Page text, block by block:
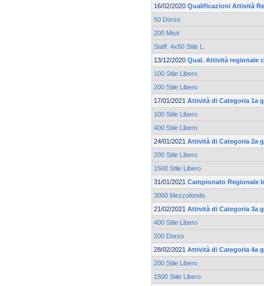
16/02/2020 Qualificazioni Attività
50 Dorso
200 Misti
Staff. 4x50 Stile L.
13/12/2020 Qual. Attività regionale
100 Stile Libero
200 Stile Libero
17/01/2021 Attività di Categoria 1a
100 Stile Libero
400 Stile Libero
24/01/2021 Attività di Categoria 2a
200 Stile Libero
1500 Stile Libero
31/01/2021 Campionato Regionale
3000 Mezzofondo
21/02/2021 Attività di Categoria 3a
400 Stile Libero
200 Dorso
28/02/2021 Attività di Categoria 4a
200 Stile Libero
1500 Stile Libero